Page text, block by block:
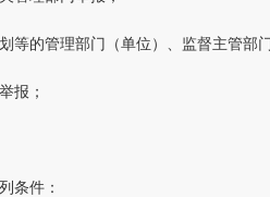
等的管理部门（单位）、监督主管部
报；
条件：